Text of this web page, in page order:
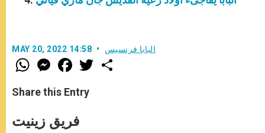
MAY 20, 2022 14:58 البابا فرنسيس
W
h
t
s
p
p
M
e
s
e
g
e
F
a
e
b
o
k
w
Share this Entry
فريق زينيت